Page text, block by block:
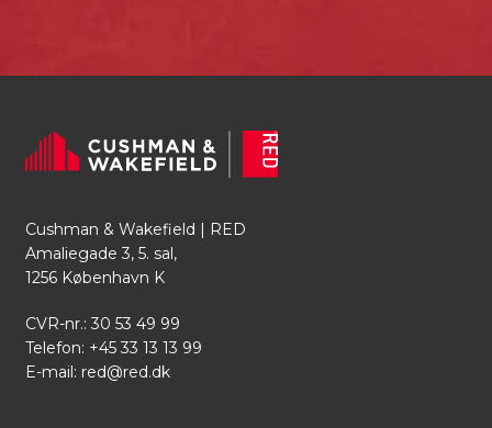
Cushman & Wakefield | RED
Amaliegade 3, 5. sal,
1256 København K
CVR-nr.: 30 53 49 99
Telefon: +45 33 13 13 99
E-mail: red@red.dk